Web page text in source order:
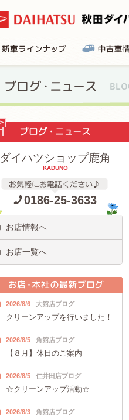
ダイハツショップ鹿角
KADUNO
0186-25-3633
お店情報へ
お店一覧へ
2026/8/6 大館店ブログ
クリーンアップを行いました！
2026/8/5 角館店ブログ
【８月】休日のご案内
2026/8/5 仁井田店ブログ
☆クリーンアップ活動☆
2026/8/3 角館店ブログ